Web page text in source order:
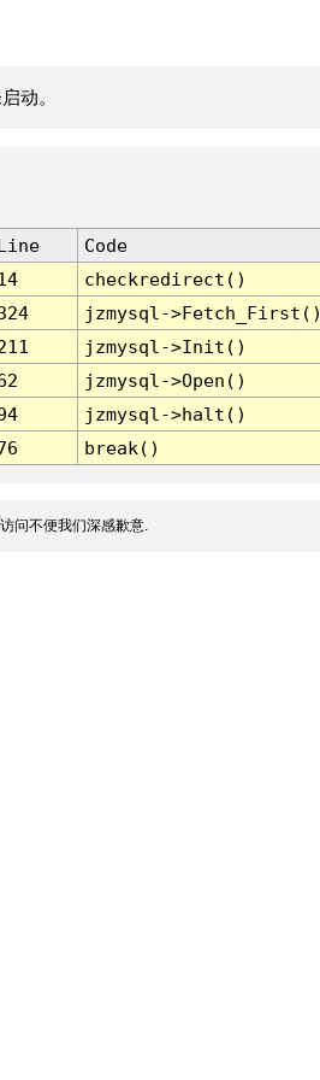
动。
Code
checkredirect()
jzmysql-
jzmysql->Init()
jzmysql->Open()
jzmysql->halt()
break()
问不便我们深感歉意.